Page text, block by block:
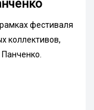
фестиваля
коллективов,